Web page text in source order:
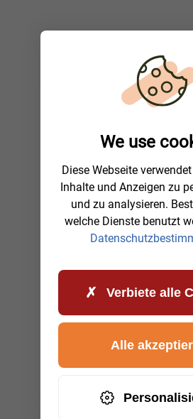
We use
Diese Webseite
Inhalte und Anzeigen zu
und zu analysieren.
welche Dienste benutzt
Verbiete alle
Alle